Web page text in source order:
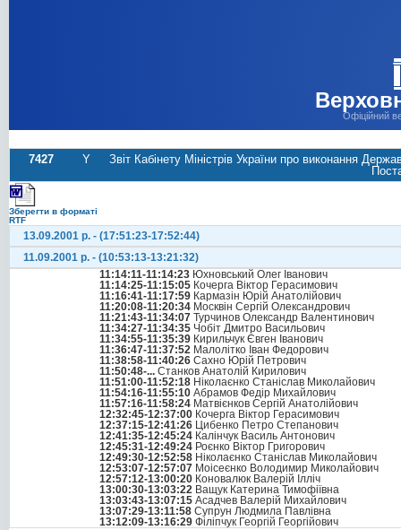
Офіційний
7427 Y
Звіт Кабінету Міністрів України про виконання
Зберегти в форматі
RTF
13.09.2001 р. - (17:51:23-17:52:44)
11.09.2001 р. - (10:53:13-13:21:32)
11:14:11-11:14:23 Юхновський Олег Іванович
11:14:25-11:15:05 Кочерга Віктор Герасимович
11:16:41-11:17:59 Кармазін Юрій Анатолійович
11:20:08-11:20:34 Москвін Сергій Олександрович
11:21:43-11:34:07 Турчинов Олександр Валентинович
11:34:27-11:34:35 Чобіт Дмитро Васильович
11:34:55-11:35:39 Кирильчук Євген Іванович
11:36:47-11:37:52 Малолітко Іван Федорович
11:38:58-11:40:26 Сахно Юрій Петрович
11:50:48-... Станков Анатолій Кирилович
11:51:00-11:52:18 Ніколаєнко Станіслав Миколайович
11:54:16-11:55:10 Абрамов Федір Михайлович
11:57:16-11:58:24 Матвієнков Сергій Анатолійович
12:32:45-12:37:00 Кочерга Віктор Герасимович
12:37:15-12:41:26 Цибенко Петро Степанович
12:41:35-12:45:24 Калінчук Василь Антонович
12:45:31-12:49:24 Роєнко Віктор Григорович
12:49:30-12:52:58 Ніколаєнко Станіслав Миколайович
12:53:07-12:57:07 Моісеєнко Володимир Миколайович
12:57:12-13:00:20 Коновалюк Валерій Ілліч
13:00:30-13:03:22 Ващук Катерина Тимофіївна
13:03:43-13:07:15 Асадчев Валерій Михайлович
13:07:29-13:11:58 Супрун Людмила Павлівна
13:12:09-13:16:29 Філіпчук Георгій Георгійович